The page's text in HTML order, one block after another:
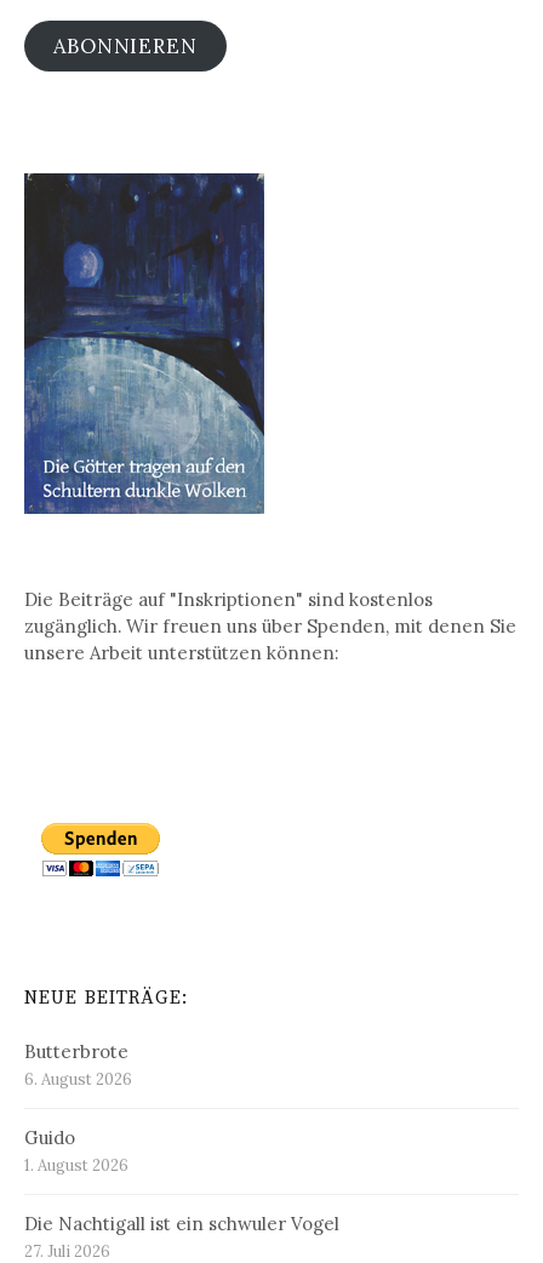
ABONNIEREN
Die Beiträge auf "Inskriptionen" sind kostenlos
zugänglich. Wir freuen uns über Spenden, mit denen Sie
unsere Arbeit unterstützen können:
NEUE BEITRÄGE:
Butterbrote
6. August 2026
Guido
1. August 2026
Die Nachtigall ist ein schwuler Vogel
27. Juli 2026